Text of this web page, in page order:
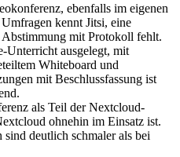
ebenfalls im eigenen
kennt Jitsi, eine
mit Protokoll fehlt.
ausgelegt, mit
Whiteboard und
mit Beschlussfassung ist
als Teil der Nextcloud-
ohnehin im Einsatz ist.
deutlich schmaler als bei